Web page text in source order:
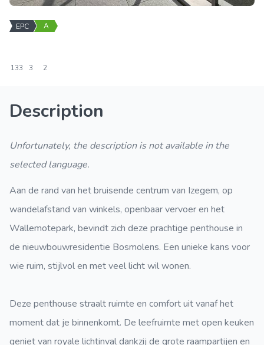
EPC A
133 3 2
Description
Unfortunately, the description is not available in the
selected language.
Aan de rand van het bruisende centrum van Izegem, op
wandelafstand van winkels, openbaar vervoer en het
Wallemotepark, bevindt zich deze prachtige penthouse in
de nieuwbouwresidentie Bosmolens. Een unieke kans voor
wie ruim, stijlvol en met veel licht wil wonen.
Deze penthouse straalt ruimte en comfort uit vanaf het
moment dat je binnenkomt. De leefruimte met open keuken
geniet van royale lichtinval dankzij de grote raampartijen en